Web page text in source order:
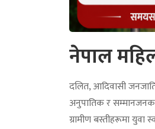
नेपाल
दलित, आदिवासी
अनुपातिक र सम्मानजनक
ग्रामीण बस्तीहरूमा युवा